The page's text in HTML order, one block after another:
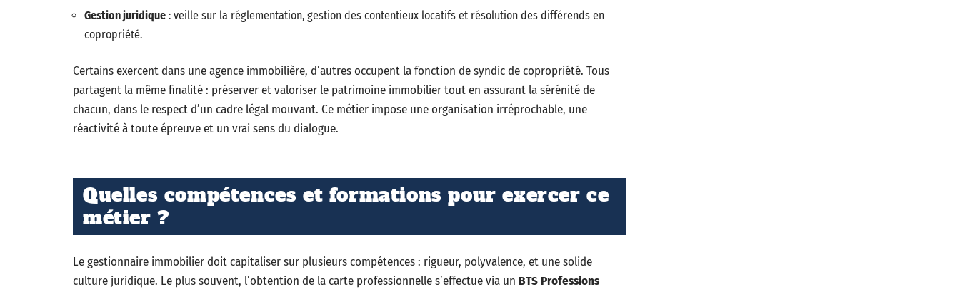
Gestion juridique : veille sur la réglementation, gestion des contentieux locatifs et résolution des différends en
copropriété.
Certains exercent dans une agence immobilière, d’autres occupent la fonction de syndic de copropriété. Tous
partagent la même finalité : préserver et valoriser le patrimoine immobilier tout en assurant la sérénité de
chacun, dans le respect d’un cadre légal mouvant. Ce métier impose une organisation irréprochable, une
réactivité à toute épreuve et un vrai sens du dialogue.
Quelles compétences et formations pour exercer ce
métier ?
Le gestionnaire immobilier doit capitaliser sur plusieurs compétences : rigueur, polyvalence, et une solide
culture juridique. Le plus souvent, l’obtention de la carte professionnelle s’effectue via un BTS Professions